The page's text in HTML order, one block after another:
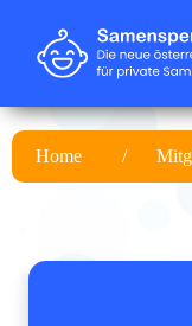
Home